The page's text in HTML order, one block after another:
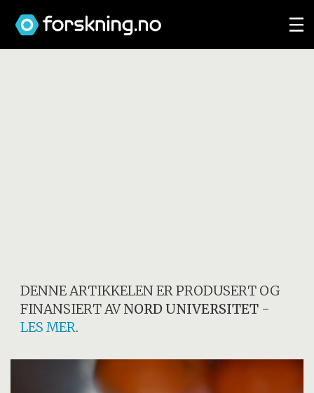
DENNE ARTIKKELEN ER PRODUSERT OG
FINANSIERT AVNORD UNIVERSITET -
LES MER.